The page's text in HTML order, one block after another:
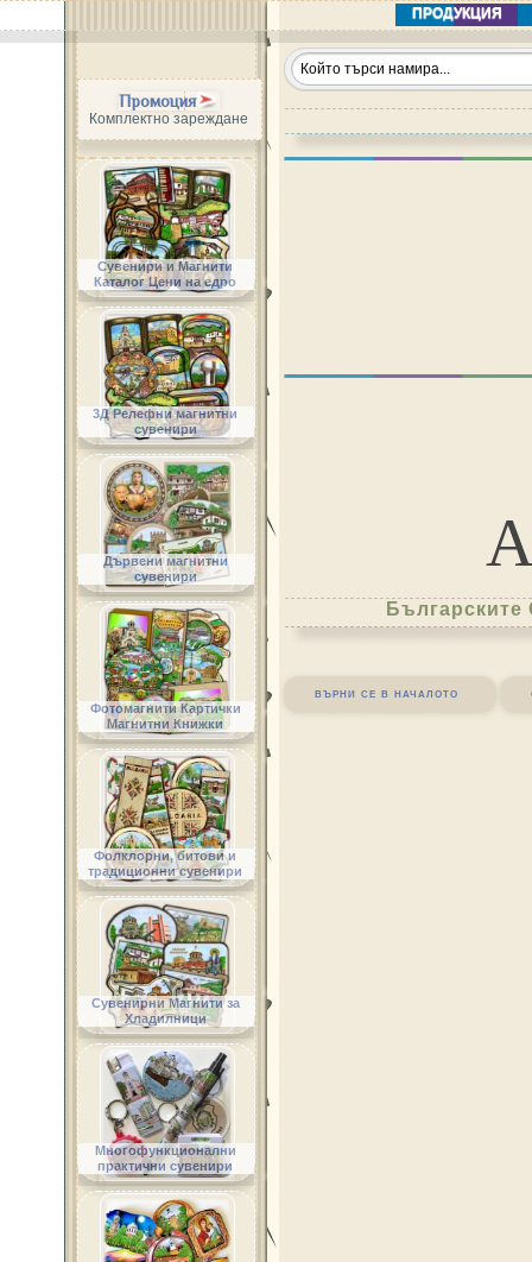
ПРОДУКЦИЯ
върни се в началото
Промоция
Комплектно зареждане
Сувенири и Магнити
Каталог Цени на едро
3Д Релефни магнитни
сувенири
Дървени магнитни
сувенири
Фотомагнити Картички
Магнитни Книжки
Фолклорни, битови и
традиционни сувенири
Сувенирни Магнити за
Хладилници
Многофункционални
практични сувенири